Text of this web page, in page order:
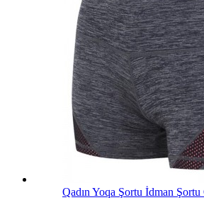
Qadın Yoqa Şortu İdman Şortu